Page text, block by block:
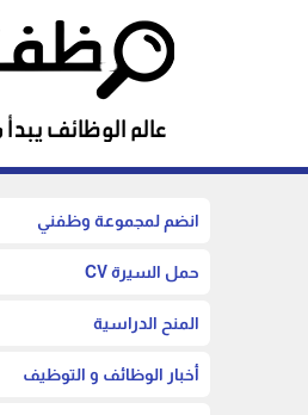
انضم لمجموعة وظفني
حمل السيرة CV
المنح الدراسية
أخبار الوظائف و التوظيف